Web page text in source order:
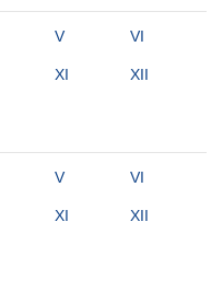
V VI
XI XII
V VI
XI XII